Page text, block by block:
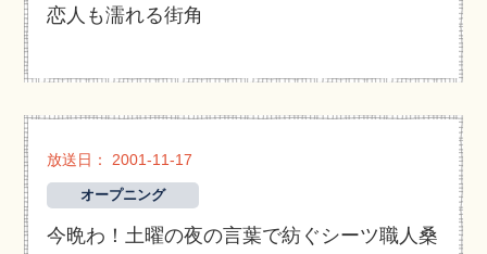
恋人も濡れる街角
放送日： 2001-11-17
オープニング
今晩わ！土曜の夜の言葉で紡ぐシーツ職人桑